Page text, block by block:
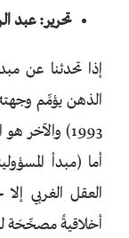
تحرير: عبد
إذا تحدثنا عن
الذهن يؤمِّم وجهته
أما (مبدأ
العقل الغربي
أخلاقيةً مصحِّحَة